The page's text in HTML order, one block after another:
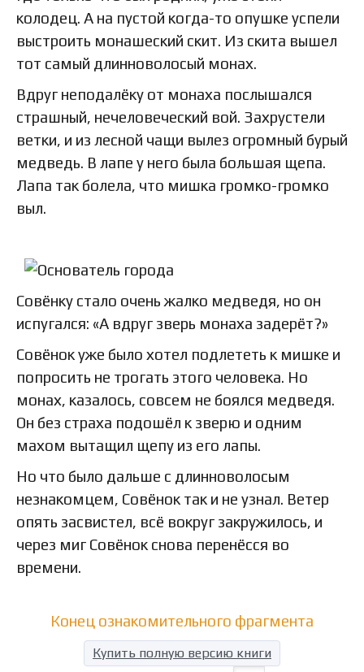
колодец. А на пустой когда-то опушке успели
выстроить монашеский скит. Из скита вышел
тот самый длинноволосый монах.
Вдруг неподалёку от монаха послышался
страшный, нечеловеческий вой. Захрустели
ветки, и из лесной чащи вылез огромный бурый
медведь. В лапе у него была большая щепа.
Лапа так болела, что мишка громко-громко
выл.
Совёнку стало очень жалко медведя, но он
испугался: «А вдруг зверь монаха задерёт?»
Совёнок уже было хотел подлететь к мишке и
попросить не трогать этого человека. Но
монах, казалось, совсем не боялся медведя.
Он без страха подошёл к зверю и одним
махом вытащил щепу из его лапы.
Но что было дальше с длинноволосым
незнакомцем, Совёнок так и не узнал. Ветер
опять засвистел, всё вокруг закружилось, и
через миг Совёнок снова перенёсся во
времени.
Конец ознакомительного фрагмента
Купить полную версию книги